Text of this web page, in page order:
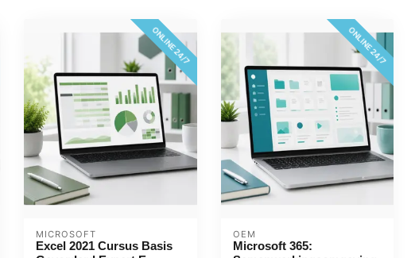
ONLINE 24/7
MICROSOFT
Excel 2021 Cursus Basis
ONLINE 24/7
OEM
Microsoft 365: